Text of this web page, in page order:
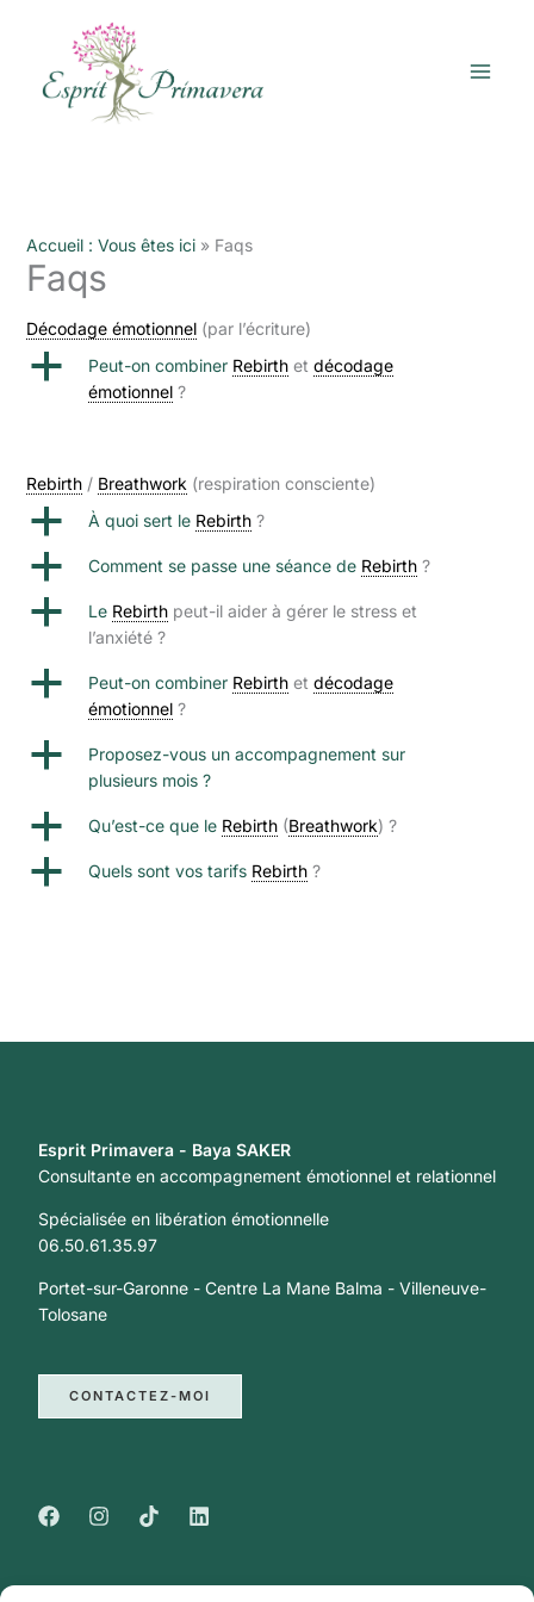
Accueil : Vous êtes ici» Faqs
Faqs
Décodage émotionnel(par l’écriture)
a Peut-on combiner Rebirthet décodage
émotionnel?
Rebirth/ Breathwork (respiration consciente)
a À quoi sert le Rebirth?
a Comment se passe une séance de Rebirth?
a Le Rebirthpeut-il aider à gérer le stress et
l’anxiété ?
a Peut-on combiner Rebirthet décodage
émotionnel?
a
Proposez-vous un accompagnement sur
plusieurs mois ?
a Qu’est-ce que le Rebirth(Breathwork) ?
a Quels sont vos tarifs Rebirth?
Esprit Primavera - Baya SAKER
Consultante en accompagnement émotionnel et relationnel
Spécialisée en libération émotionnelle
06.50.61.35.97​
Portet-sur-Garonne - Centre La Mane Balma - Villeneuve-
Tolosane
CONTACTEZ-MOI